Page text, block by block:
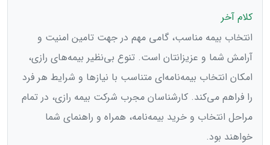
کلام آخر
انتخاب بیمه‌ مناسب، گامی مهم در جهت تامین امنیت و
آرامش شما و عزیزانتان است. تنوع بی‌نظیر بیمه‌های رازی،
امکان انتخاب بیمه‌نامه‌ای متناسب با نیازها و شرایط هر فرد
را فراهم می‌کند. کارشناسان مجرب شرکت بیمه رازی، در تمام
مراحل انتخاب و خرید بیمه‌نامه، همراه و راهنمای شما
خواهند بود.